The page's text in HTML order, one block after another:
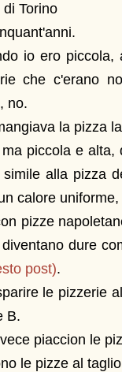
Torino
io ero
che c'erano
no.
la pizza
piccola e
simile alla pizza
calore
pizze
dure
post).
le pizzerie
B.
piaccion le
le pizze al